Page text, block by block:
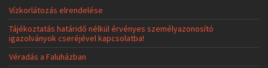
Vízkorlátozás elrendelése
Tájékoztatás határidő nélkül érvényes személyazonosító
igazolványok cseréjével kapcsolatba!
Véradás a Faluházban